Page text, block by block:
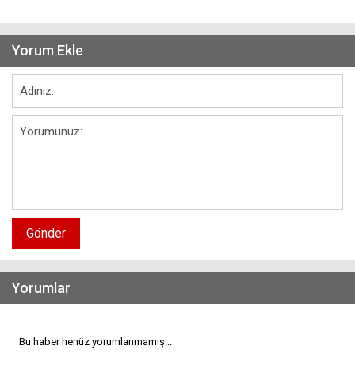
Yorum Ekle
Gönder
Yorumlar
Bu haber henüz yorumlanmamış...